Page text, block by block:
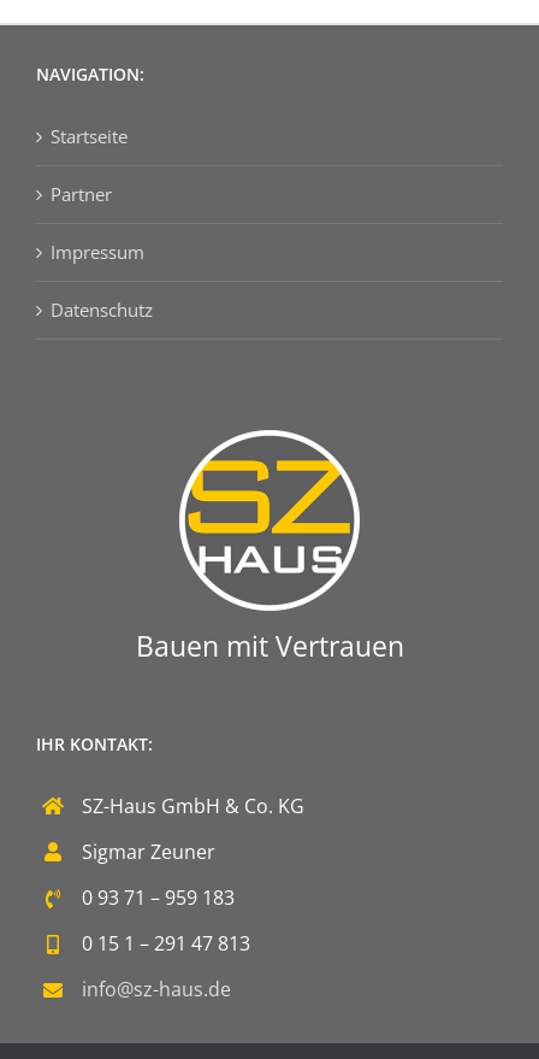
NAVIGATION:
Startseite
Partner
Impressum
Datenschutz
Bauen mit Vertrauen
IHR KONTAKT:
SZ-Haus GmbH & Co. KG
Sigmar Zeuner
0 93 71 – 959 183
0 15 1 – 291 47 813
info@sz-haus.de